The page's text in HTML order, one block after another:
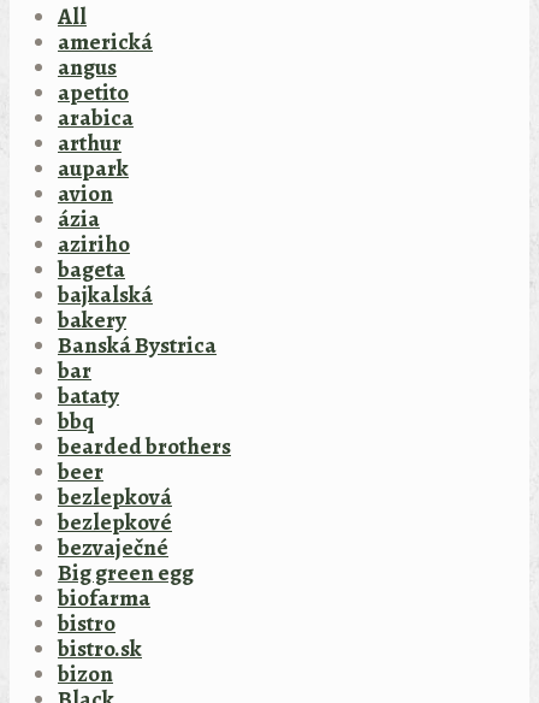
All
americká
angus
apetito
arabica
arthur
aupark
avion
ázia
aziriho
bageta
bajkalská
bakery
Banská Bystrica
bar
bataty
bbq
bearded brothers
beer
bezlepková
bezlepkové
bezvaječné
Big green egg
biofarma
bistro
bistro.sk
bizon